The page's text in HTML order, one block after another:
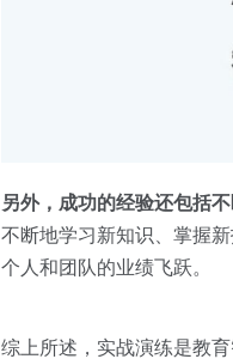
另外，成功的经验还包括不
不断地学习新知识、掌握
个人和团队的业绩飞跃。
综上所述，实战演练是教